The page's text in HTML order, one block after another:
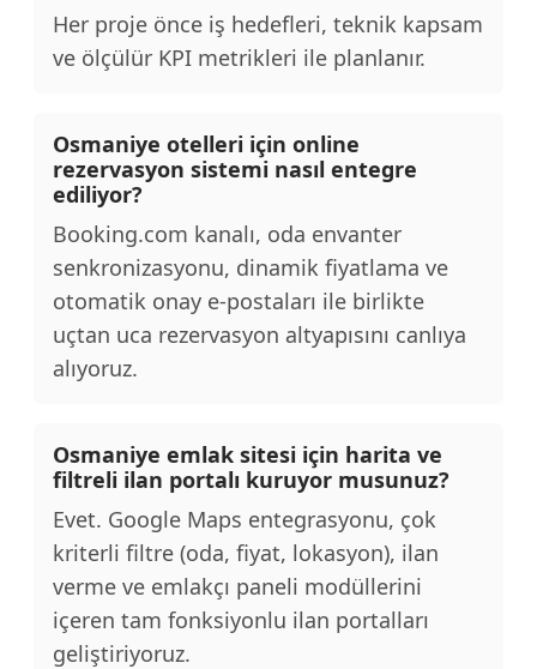
Her proje önce iş hedefleri, teknik kapsam
ve ölçülür KPI metrikleri ile planlanır.
Osmaniye otelleri için online
rezervasyon sistemi nasıl entegre
ediliyor?
Booking.com kanalı, oda envanter
senkronizasyonu, dinamik fiyatlama ve
otomatik onay e-postaları ile birlikte
uçtan uca rezervasyon altyapısını canlıya
alıyoruz.
Osmaniye emlak sitesi için harita ve
filtreli ilan portalı kuruyor musunuz?
Evet. Google Maps entegrasyonu, çok
kriterli filtre (oda, fiyat, lokasyon), ilan
verme ve emlakçı paneli modüllerini
içeren tam fonksiyonlu ilan portalları
geliştiriyoruz.